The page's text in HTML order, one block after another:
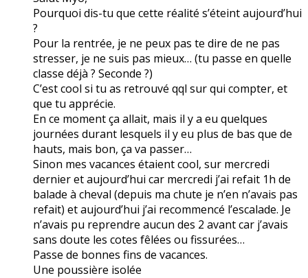
Pourquoi dis-tu que cette réalité s’éteint aujourd’hui
?
Pour la rentrée, je ne peux pas te dire de ne pas
stresser, je ne suis pas mieux… (tu passe en quelle
classe déjà ? Seconde ?)
C’est cool si tu as retrouvé qql sur qui compter, et
que tu apprécie.
En ce moment ça allait, mais il y a eu quelques
journées durant lesquels il y eu plus de bas que de
hauts, mais bon, ça va passer…
Sinon mes vacances étaient cool, sur mercredi
dernier et aujourd’hui car mercredi j’ai refait 1h de
balade à cheval (depuis ma chute je n’en n’avais pas
refait) et aujourd’hui j’ai recommencé l’escalade. Je
n’avais pu reprendre aucun des 2 avant car j’avais
sans doute les cotes fêlées ou fissurées…
Passe de bonnes fins de vacances.
Une poussière isolée